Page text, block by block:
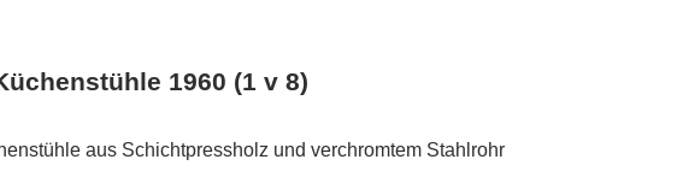
1960 (1 v 8)
aus Schichtpressholz und verchromtem Stahlrohr